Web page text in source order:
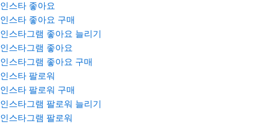
인스타 좋아요
인스타 좋아요 구매
인스타그램 좋아요 늘리기
인스타그램 좋아요
인스타그램 좋아요 구매
인스타 팔로워
인스타 팔로워 구매
인스타그램 팔로워 늘리기
인스타그램 팔로워